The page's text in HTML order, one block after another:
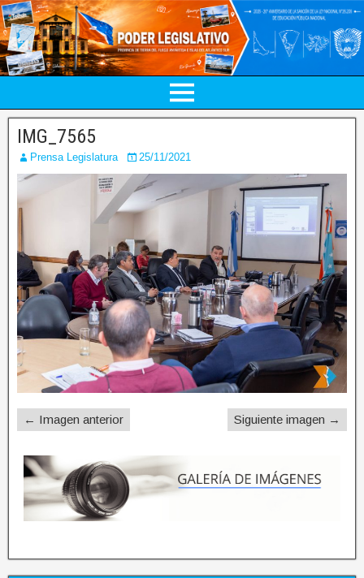
IMG_7565
Prensa Legislatura 25/11/2021
← Imagen anterior Siguiente imagen →